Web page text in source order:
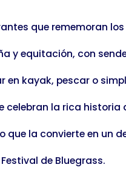
que rememoran
y equitación, con
en kayak, pescar o
celebran la rica historia
la convierte en un
de Bluegrass.